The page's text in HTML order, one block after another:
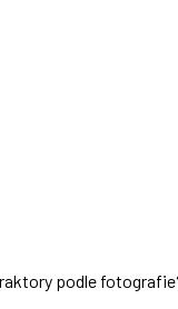
podle